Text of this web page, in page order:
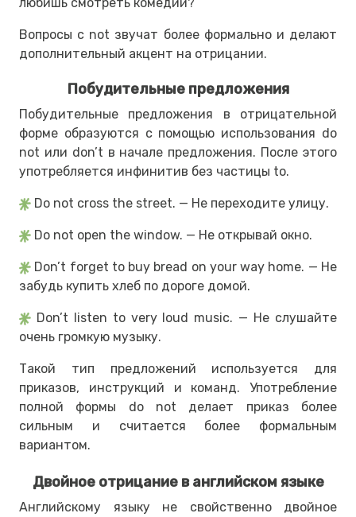
Вопросы с not звучат более формально и делают
дополнительный акцент на отрицании.
Побудительные предложения
Побудительные предложения в отрицательной
форме образуются с помощью использования do
not или don’t в начале предложения. После этого
употребляется инфинитив без частицы to.
Do not cross the street. — Не переходите улицу.
Do not open the window. — Не открывай окно.
Don’t forget to buy bread on your way home. — Не
забудь купить хлеб по дороге домой.
Don’t listen to very loud music. — Не слушайте
очень громкую музыку.
Такой тип предложений используется для
приказов, инструкций и команд. Употребление
полной формы do not делает приказ более
сильным и считается более формальным
вариантом.
Двойное отрицание в английском языке
Английскому языку не свойственно двойное